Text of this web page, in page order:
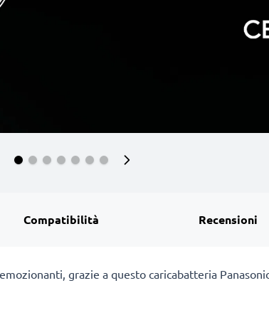
Compatibilità Recensioni
grazie a questo caricabatteria